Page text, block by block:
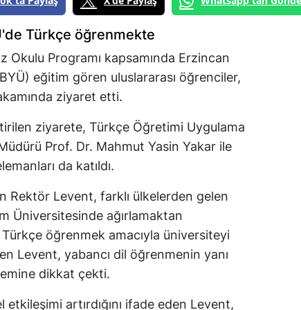
Türkçe öğrenmekte
Okulu Programı kapsamında Erzincan
eğitim gören uluslararası öğrenciler,
ziyaret etti.
ziyarete, Türkçe Öğretimi Uygulama
Prof. Dr. Mahmut Yasin Yakar ile
da katıldı.
Rektör Levent, farklı ülkelerden gelen
Üniversitesinde ağırlamaktan
öğrenmek amacıyla üniversiteyi
Levent, yabancı dil öğrenmenin yanı
dikkat çekti.
artırdığını ifade eden Levent,